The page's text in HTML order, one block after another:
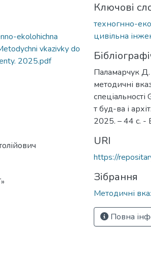
ekolohichna
vkazivky do
2025.pdf
Ключові
техногнно-
цивільна
Паламарчук Д.
методичні
т буд-ва і
2025. – 44 с. -
URI
https://
Зібрання
Методичні
Повна